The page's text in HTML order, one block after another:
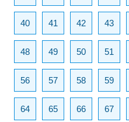
40 41 42 43
48 49 50 51
56 57 58 59
64 65 66 67